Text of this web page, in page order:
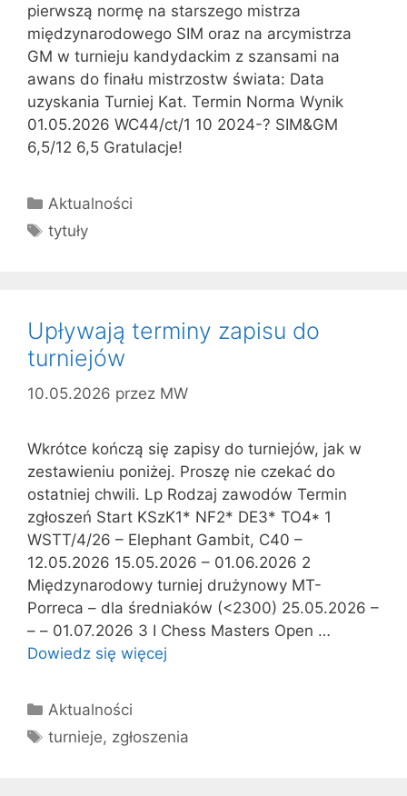
pierwszą normę na starszego mistrza
międzynarodowego SIM oraz na arcymistrza
GM w turnieju kandydackim z szansami na
awans do finału mistrzostw świata: Data
uzyskania Turniej Kat. Termin Norma Wynik
01.05.2026 WC44/ct/1 10 2024-? SIM&GM
6,5/12 6,5 Gratulacje!
Kategorie
Aktualności
Tagi
tytuły
Upływają terminy zapisu do
turniejów
10.05.2026 przez MW
Wkrótce kończą się zapisy do turniejów, jak w
zestawieniu poniżej. Proszę nie czekać do
ostatniej chwili. Lp Rodzaj zawodów Termin
zgłoszeń Start KSzK1* NF2* DE3* TO4* 1
WSTT/4/26 – Elephant Gambit, C40 –
12.05.2026 15.05.2026 – 01.06.2026 2
Międzynarodowy turniej drużynowy MT-
Porreca – dla średniaków (<2300) 25.05.2026 –
– – 01.07.2026 3 I Chess Masters Open …
Dowiedz się więcej
Kategorie
Aktualności
Tagi
turnieje, zgłoszenia